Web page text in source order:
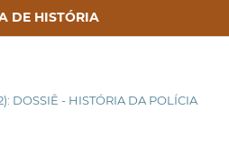
DE HISTÓRIA
DOSSIÊ - HISTÓRIA DA POLÍCIA